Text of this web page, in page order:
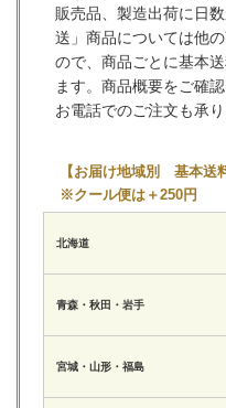
販売品、製造出荷に日
送」商品については他
ので、商品ごとに基本
ます。商品概要をご確認
お電話でのご注文も承り
【お届け地域別 基本送
※クール便は＋250円
北海道
青森・秋田・岩手
宮城・山形・福島